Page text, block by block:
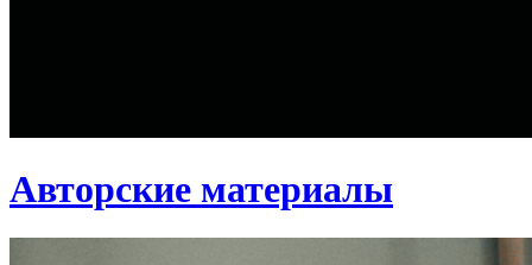
Авторские материалы